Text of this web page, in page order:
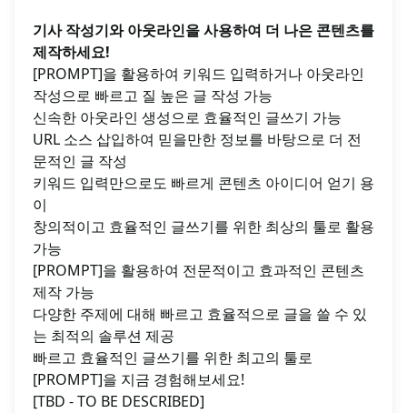
기사 작성기와 아웃라인을 사용하여 더 나은 콘텐츠를
제작하세요!
[PROMPT]을 활용하여 키워드 입력하거나 아웃라인
작성으로 빠르고 질 높은 글 작성 가능
신속한 아웃라인 생성으로 효율적인 글쓰기 가능
URL 소스 삽입하여 믿을만한 정보를 바탕으로 더 전
문적인 글 작성
키워드 입력만으로도 빠르게 콘텐츠 아이디어 얻기 용
이
창의적이고 효율적인 글쓰기를 위한 최상의 툴로 활용
가능
[PROMPT]을 활용하여 전문적이고 효과적인 콘텐츠
제작 가능
다양한 주제에 대해 빠르고 효율적으로 글을 쓸 수 있
는 최적의 솔루션 제공
빠르고 효율적인 글쓰기를 위한 최고의 툴로
[PROMPT]을 지금 경험해보세요!
[TBD - TO BE DESCRIBED]